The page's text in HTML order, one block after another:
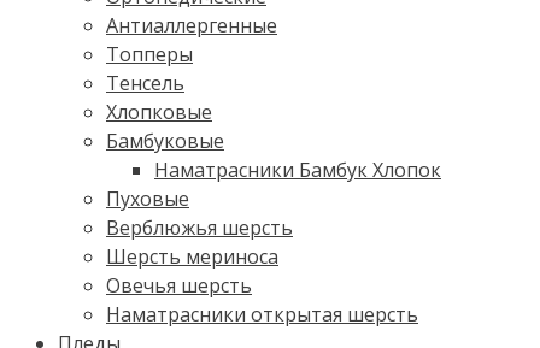
Антиаллергенные
Топперы
Тенсель
Хлопковые
Бамбуковые
Наматрасники Бамбук Хлопок
Пуховые
Верблюжья шерсть
Шерсть мериноса
Овечья шерсть
Наматрасники открытая шерсть